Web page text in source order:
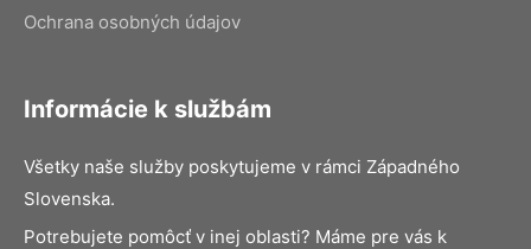
Ochrana osobných údajov
Informácie k službám
Všetky naše služby poskytujeme v rámci Západného
Slovenska.
Potrebujete pomôcť v inej oblasti? Máme pre vás k